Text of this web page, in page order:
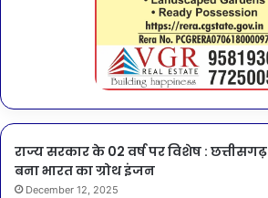
राज्य सरकार के 02 वर्ष पर विशेष : छत्तीसगढ़
बना भारत का ग्रोथ इंजन
December 12, 2025